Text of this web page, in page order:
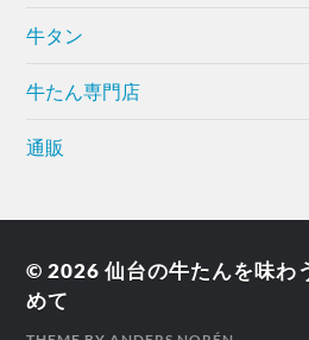
牛タン
牛たん専門店
通販
© 2026仙台の牛たんを味わ
めて